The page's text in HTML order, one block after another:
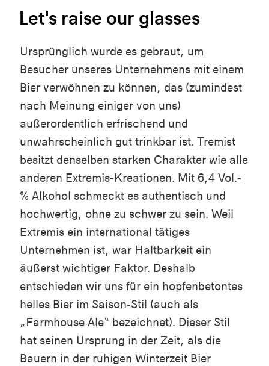
Let's raise our glasses
Ursprünglich wurde es gebraut, um
Besucher unseres Unternehmens mit einem
Bier verwöhnen zu können, das (zumindest
nach Meinung einiger von uns)
außerordentlich erfrischend und
unwahrscheinlich gut trinkbar ist. Tremist
besitzt denselben starken Charakter wie alle
anderen Extremis-Kreationen. Mit 6,4 Vol.-
% Alkohol schmeckt es authentisch und
hochwertig, ohne zu schwer zu sein. Weil
Extremis ein international tätiges
Unternehmen ist, war Haltbarkeit ein
äußerst wichtiger Faktor. Deshalb
entschieden wir uns für ein hopfenbetontes
helles Bier im Saison-Stil (auch als
„Farmhouse Ale“ bezeichnet). Dieser Stil
hat seinen Ursprung in der Zeit, als die
Bauern in der ruhigen Winterzeit Bier